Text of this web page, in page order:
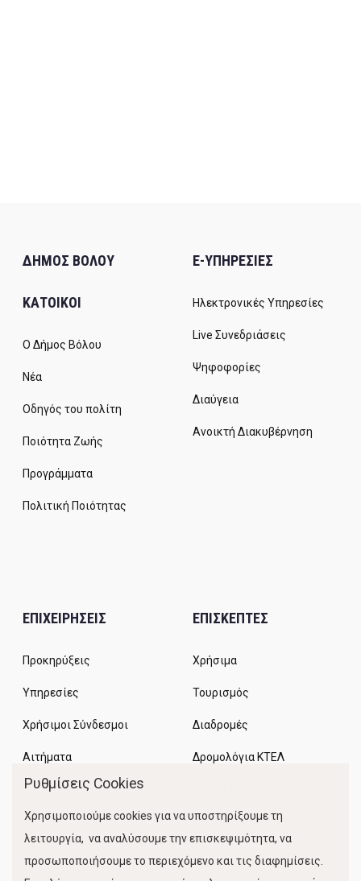
ΔΗΜΟΣ ΒΟΛΟΥ
ΚΑΤΟΙΚΟΙ
Ο Δήμος Βόλου
Νέα
Οδηγός του πολίτη
Ποιότητα Ζωής
Προγράμματα
Πολιτική Ποιότητας
E-ΥΠΗΡΕΣΙΕΣ
Ηλεκτρονικές Υπηρεσίες
Live Συνεδριάσεις
Ψηφοφορίες
Διαύγεια
Ανοικτή Διακυβέρνηση
ΕΠΙΧΕΙΡΗΣΕΙΣ
Προκηρύξεις
Υπηρεσίες
Χρήσιμοι Σύνδεσμοι
Αιτήματα
ΕΠΙΣΚΕΠΤΕΣ
Χρήσιμα
Τουρισμός
Διαδρομές
Δρομολόγια ΚΤΕΛ
Κίνηση Λιμένος
Ρυθμίσεις Cookies
Χρησιμοποιούμε cookies για να υποστηρίξουμε τη
λειτουργία, να αναλύσουμε την επισκεψιμότητα, να
προσωποποιήσουμε το περιεχόμενο και τις διαφημίσεις.